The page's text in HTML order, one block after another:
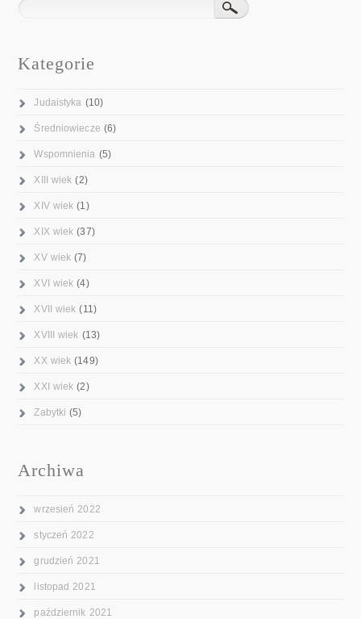
Kategorie
Judaistyka (10)
Średniowiecze (6)
Wspomnienia (5)
XIII wiek (2)
XIV wiek (1)
XIX wiek (37)
XV wiek (7)
XVI wiek (4)
XVII wiek (11)
XVIII wiek (13)
XX wiek (149)
XXI wiek (2)
Zabytki (5)
Archiwa
wrzesień 2022
styczeń 2022
grudzień 2021
listopad 2021
październik 2021